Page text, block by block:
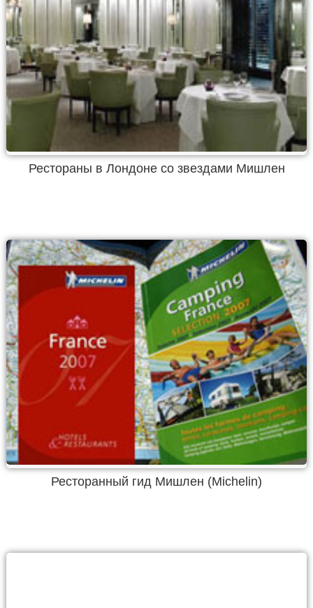
Рестораны в Лондоне со звездами Мишлен
Ресторанный гид Мишлен (Michelin)